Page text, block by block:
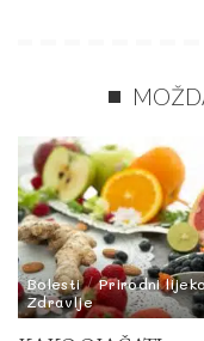
Bolesti
Prirodni
Zdravlje